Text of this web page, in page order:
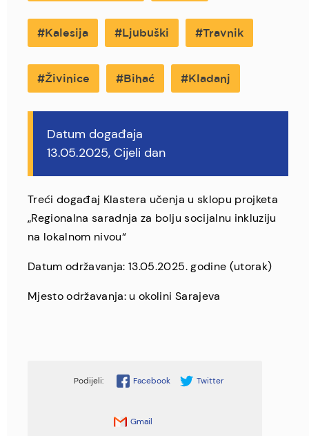
Kalesija Ljubuški Travnik
Živinice Bihać Kladanj
Datum događaja
13.05.2025, Cijeli dan
Treći događaj Klastera učenja u sklopu projketa
„Regionalna saradnja za bolju socijalnu inkluziju
na lokalnom nivou“
Datum održavanja: 13.05.2025. godine (utorak)
Mjesto održavanja: u okolini Sarajeva
Facebook Twitter
Gmail